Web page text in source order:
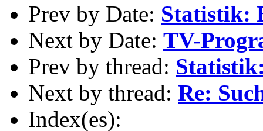
Prev by Date: Statistik:
Next by Date: TV-
Prev by thread:
Next by thread: Re:
Index(es):